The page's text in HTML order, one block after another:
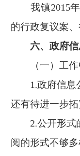
我镇2015年
的行政复议案
六、政府
（一）工作
1.政府信息公
还有待进一步拓
2.公开形式的
阅的形式不够多